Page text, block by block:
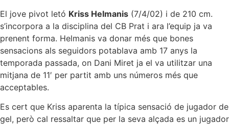
El jove pivot letó Kriss Helmanis (7/4/02) i de 210 cm.
s’incorpora a la disciplina del CB Prat i ara l’equip ja va
prenent forma. Helmanis va donar més que bones
sensacions als seguidors potablava amb 17 anys la
temporada passada, on Dani Miret ja el va utilitzar una
mitjana de 11′ per partit amb uns números més que
acceptables.
Es cert que Kriss aparenta la típica sensació de jugador de
gel, però cal ressaltar que per la seva alçada es un jugador